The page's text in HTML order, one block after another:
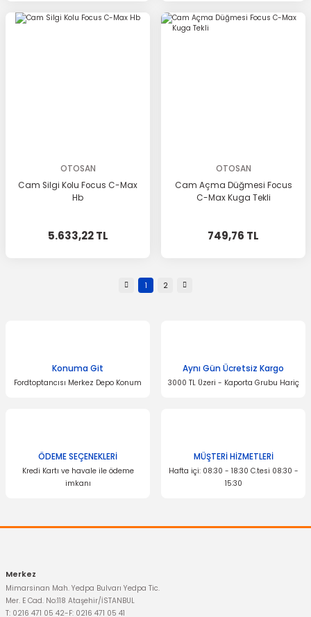
OTOSAN
Cam Silgi Kolu Focus C-Max
Hb
5.633,22 TL
OTOSAN
Cam Açma Düğmesi Focus
C-Max Kuga Tekli
749,76 TL
1 2
Konuma Git
Fordtoptancısı Merkez Depo Konum
Aynı Gün Ücretsiz Kargo
3000 TL Üzeri - Kaporta Grubu Hariç
ÖDEME SEÇENEKLERİ
Kredi Kartı ve havale ile ödeme
imkanı
MÜŞTERİ HİZMETLERİ
Hafta içi: 08:30 - 18:30 C.tesi 08:30 -
15:30
Merkez
Mimarsinan Mah. Yedpa Bulvarı Yedpa Tic.
Mer. E Cad. No:118 Ataşehir/İSTANBUL
T: 0216 471 05 42-F: 0216 471 05 41